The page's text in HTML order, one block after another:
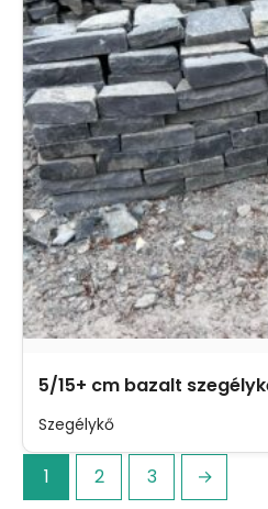
5/15+ cm bazalt
Szegélykő
1 2 3 →